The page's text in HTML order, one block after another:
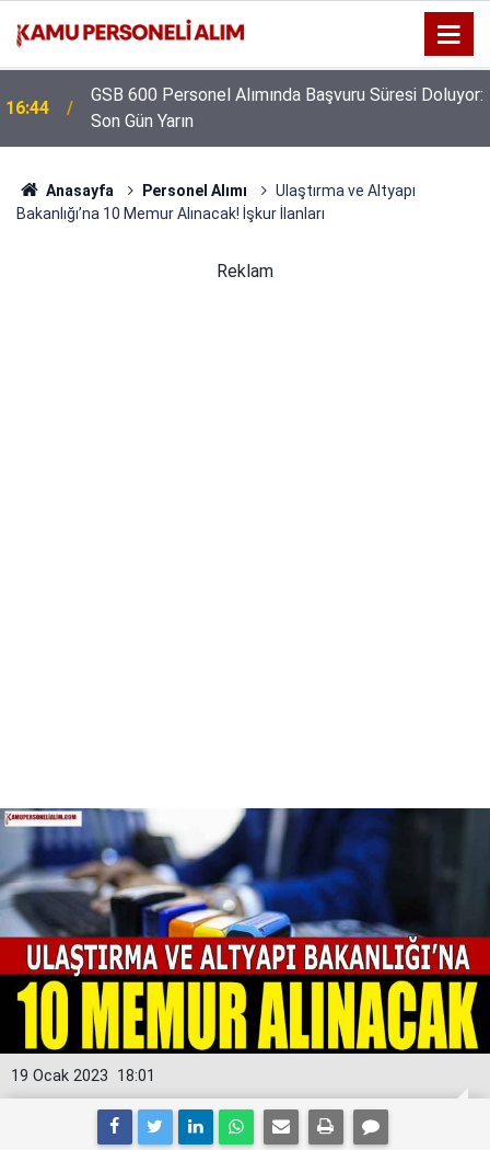
16:44
GSB 600 Personel Alımında Başvuru Süresi Doluyor:
Son Gün Yarın
Anasayfa Personel Alımı
Ulaştırma ve Altyapı
Bakanlığı’na 10 Memur Alınacak! İşkur İlanları
Reklam
18:01
19 Ocak 2023